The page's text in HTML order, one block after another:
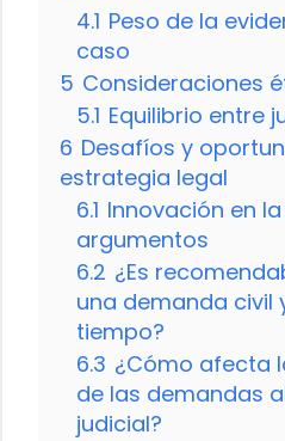
4.1 Peso de la
caso
5 Consideraciones
5.1 Equilibrio entre
6 Desafíos y
estrategia legal
6.1 Innovación en
argumentos
6.2 ¿Es
una demanda civil
tiempo?
6.3 ¿Cómo afecta
de las demandas
judicial?